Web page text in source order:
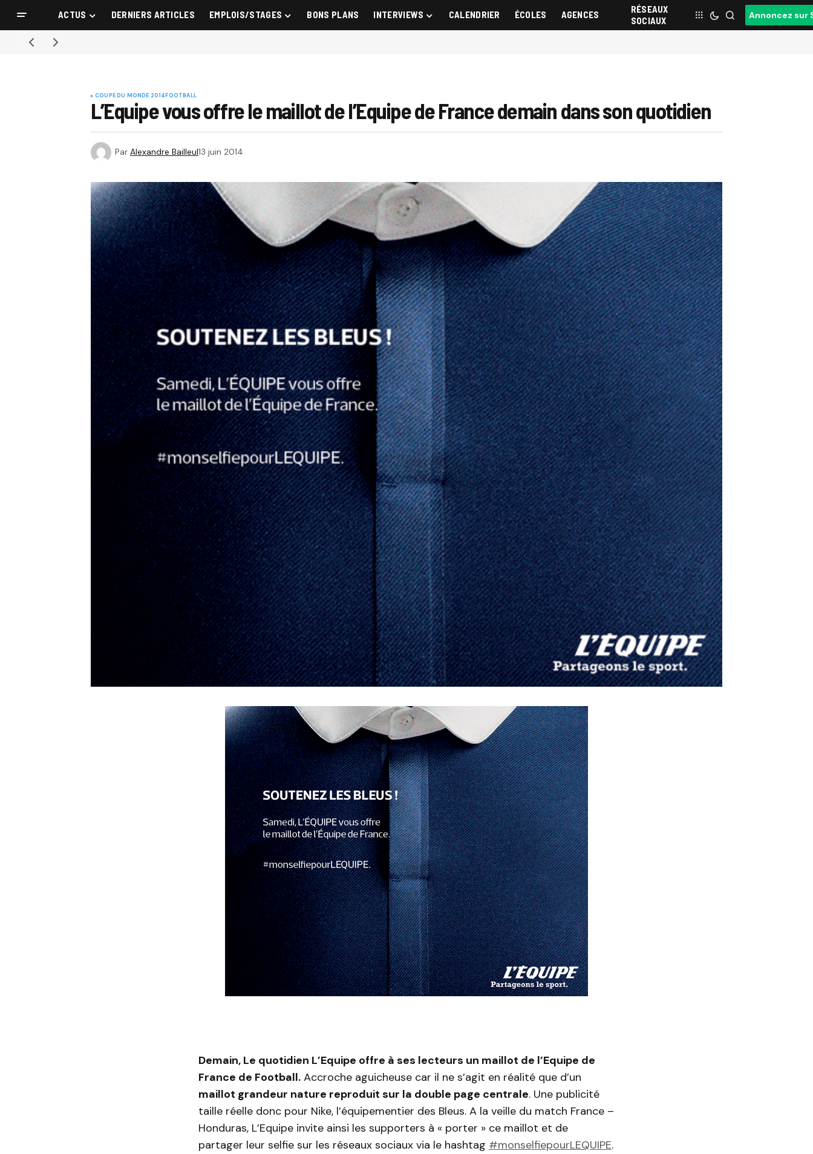
ACTUS DERNIERS ARTICLES EMPLOIS/STAGES BONS PLANS INTERVIEWS CALENDRIER ÉCOLES AGENCES
RÉSEAUX
SOCIAUX
Annoncez sur
COUPE DU MONDE 2014FOOTBALL
L’Equipe vous offre le maillot de l’Equipe de France demain dans son quotidien
Par Alexandre Bailleul13 juin 2014
Demain, Le quotidien L’Equipe offre à ses lecteurs un maillot de l’Equipe de
France de Football. Accroche aguicheuse car il ne s’agit en réalité que d’un
maillot grandeur nature reproduit sur la double page centrale. Une publicité
taille réelle donc pour Nike, l’équipementier des Bleus. A la veille du match France –
Honduras, L’Equipe invite ainsi les supporters à « porter » ce maillot et de
partager leur selfie sur les réseaux sociaux via le hashtag #monselfiepourLEQUIPE.